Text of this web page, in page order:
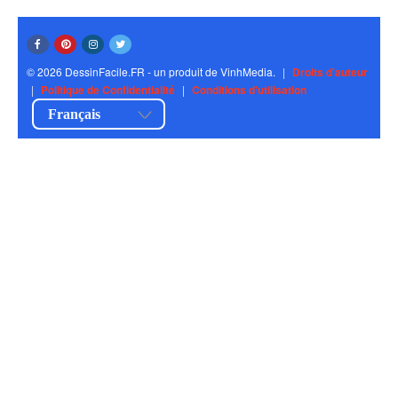
© 2026 DessinFacile.FR - un produit de VinhMedia. | Droits d'auteur
| Politique de Confidentialité | Conditions d'utilisation
Français